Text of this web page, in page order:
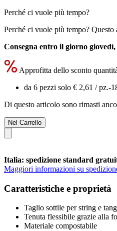
Perché ci vuole più tempo?
Perché ci vuole più tempo? Questo
Consegna entro il giorno giovedì,
Approfitta dello sconto
da 6 pezzi solo € 2,61 / pz.-
Di questo articolo sono rimasti
Nel Carrello
Italia: spedizione standard
Maggiori informazioni su
Caratteristiche e proprietà
Taglio sottile per string e
Tenuta flessibile grazie alla
Materiale compostabile